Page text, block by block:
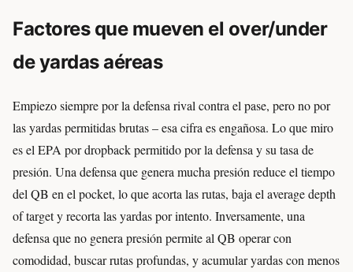
Factores que mueven el over/under
de yardas aéreas
Empiezo siempre por la defensa rival contra el pase, pero no por
las yardas permitidas brutas – esa cifra es engañosa. Lo que miro
es el EPA por dropback permitido por la defensa y su tasa de
presión. Una defensa que genera mucha presión reduce el tiempo
del QB en el pocket, lo que acorta las rutas, baja el average depth
of target y recorta las yardas por intento. Inversamente, una
defensa que no genera presión permite al QB operar con
comodidad, buscar rutas profundas, y acumular yardas con menos